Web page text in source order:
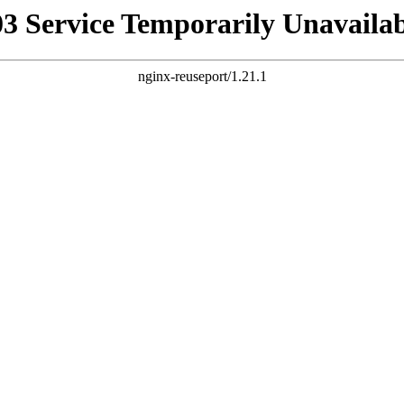
Service Temporarily
nginx-reuseport/1.21.1